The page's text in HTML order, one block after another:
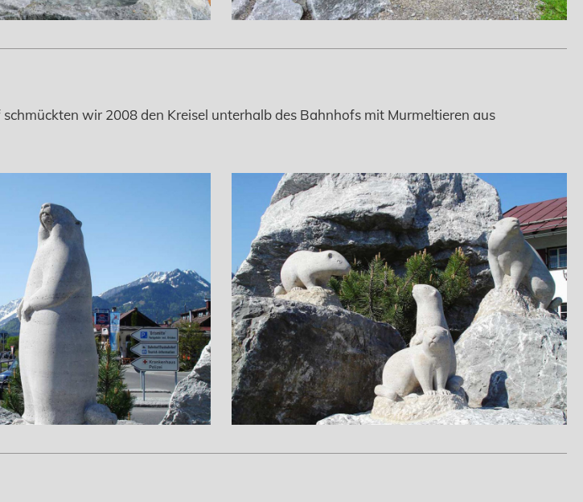
wir 2008 den Kreisel unterhalb des Bahnhofs mit Murmeltieren aus